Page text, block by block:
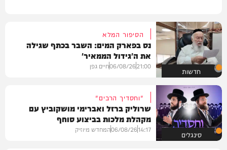
חדשות
הסיפור המלא
נס בפארק המים: השבר בכתף שגילה
את ה'גידול הממאיר'
21:00
06/08/26חיים גפן
סינגלים
"וחסדיך הרבים"
שרוליק ברזל ואברימי מושקוביץ עם
מקהלת מלכות בביצוע סוחף
14:17
06/08/26המחדש מיוזיק